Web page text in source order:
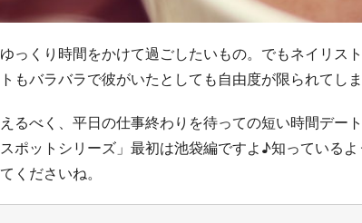
っくり時間をかけて過ごしたいもの。でもネイリス
もバラバラで彼がいたとしても自由度が限られてし
るべく、平日の仕事終わりを待っての短い時間デー
ポットシリーズ」最初は池袋編ですよ♪知っている
くださいね。